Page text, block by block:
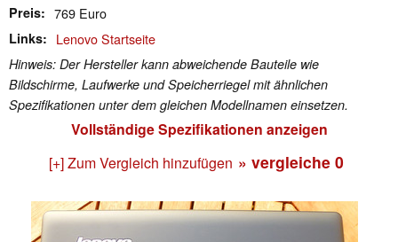
Preis 769 Euro
Links Lenovo Startseite
Hinweis: Der Hersteller kann abweichende Bauteile wie
Bildschirme, Laufwerke und Speicherriegel mit ähnlichen
Spezifikationen unter dem gleichen Modellnamen einsetzen.
Vollständige Spezifikationen anzeigen
[+] Zum Vergleich hinzufügen » vergleiche 0